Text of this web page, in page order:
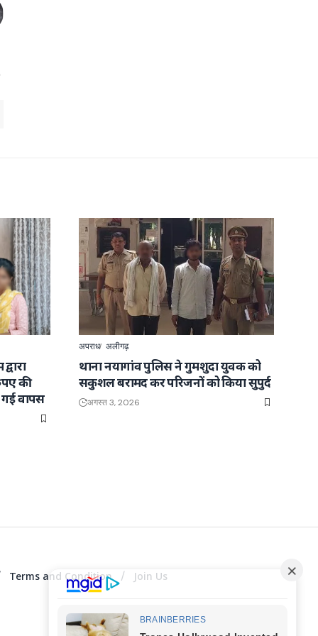
की
गई वापस
अपराध अलीगढ़
थाना नयागांव पुलिस ने गुमशुदा युवक को
सकुशल बरामद कर परिजनों को किया सुपुर्द
अगस्त 3, 2026
Terms and Condition Join Us